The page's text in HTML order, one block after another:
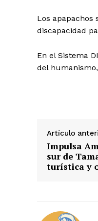
Los apapachos
discapacidad
En el Sistema
del
Artículo
Impulsa
sur de
turística y